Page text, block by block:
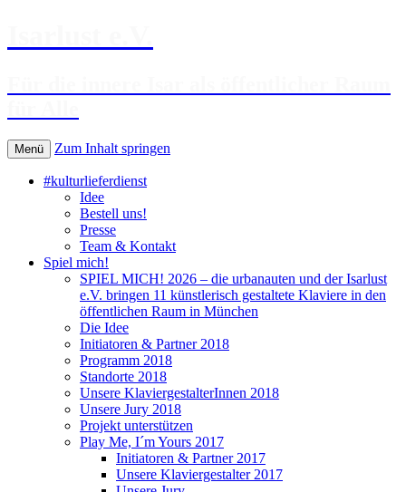
Menü Zum Inhalt springen
#kulturlieferdienst
Idee
Bestell uns!
Presse
Team & Kontakt
Spiel mich!
SPIEL MICH! 2026 – die urbanauten und der Isarlust
e.V. bringen 11 künstlerisch gestaltete Klaviere in den
öffentlichen Raum in München
Die Idee
Initiatoren & Partner 2018
Programm 2018
Standorte 2018
Unsere KlaviergestalterInnen 2018
Unsere Jury 2018
Projekt unterstützen
Play Me, I´m Yours 2017
Initiatoren & Partner 2017
Unsere Klaviergestalter 2017